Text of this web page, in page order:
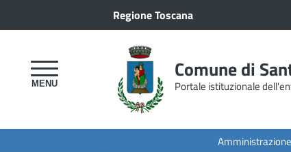
Regione Toscana
Comune di
Portale istituzionale
Amministrazione